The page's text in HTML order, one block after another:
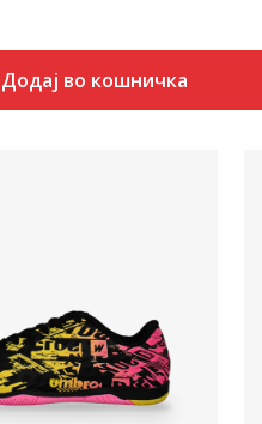
Додај во кошничка
Uporedi